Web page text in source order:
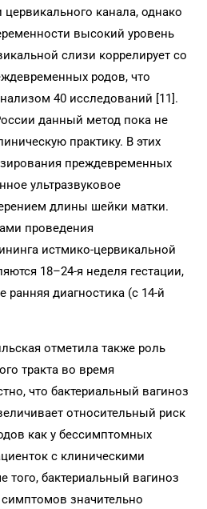
цервикального канала, однако
высокий уровень
слизи коррелирует со
родов, что
40 исследований [11].
данный метод пока не
практику. В этих
преждевременных
ультразвуковое
длины шейки матки.
проведения
истмико-цервикальной
18–24-я неделя гестации,
ранняя диагностика (с 14-й
отметила также роль
тракта во время
что бактериальный вагиноз
относительный риск
как у бессимптомных
с клиническими
того, бактериальный вагиноз
значительно